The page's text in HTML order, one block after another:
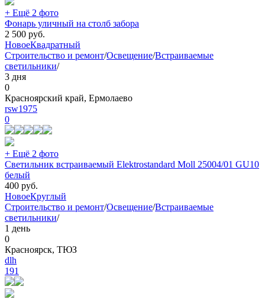
+ Ещё 2 фото
Фонарь уличный на столб забора
2 500 руб.
НовоеКвадратный
Строительство и ремонт/Освещение/Встраиваемые
светильники/
3 дня
0
Красноярский край, Ермолаево
rsw1975
0
+ Ещё 2 фото
Светильник встраиваемый Elektrostandard Moll 25004/01 GU10
белый
400 руб.
НовоеКруглый
Строительство и ремонт/Освещение/Встраиваемые
светильники/
1 день
0
Красноярск, ТЮЗ
dlh
191